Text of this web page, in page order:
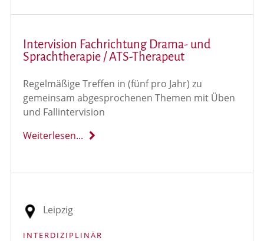
Intervision Fachrichtung Drama- und
Sprachtherapie / ATS-Therapeut
Regelmäßige Treffen in (fünf pro Jahr) zu
gemeinsam abgesprochenen Themen mit Üben
und Fallintervision
Weiterlesen...
Leipzig
INTERDIZIPLINÄR